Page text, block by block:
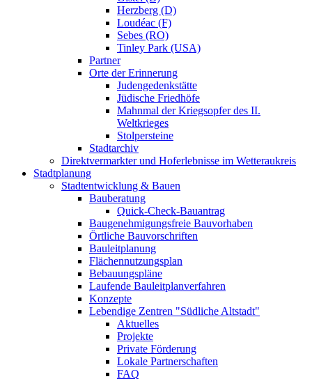
Herzberg (D)
Loudéac (F)
Sebes (RO)
Tinley Park (USA)
Partner
Orte der Erinnerung
Judengedenkstätte
Jüdische Friedhöfe
Mahnmal der Kriegsopfer des II.
Weltkrieges
Stolpersteine
Stadtarchiv
Direktvermarkter und Hoferlebnisse im Wetteraukreis
Stadtplanung
Stadtentwicklung & Bauen
Bauberatung
Quick-Check-Bauantrag
Baugenehmigungsfreie Bauvorhaben
Örtliche Bauvorschriften
Bauleitplanung
Flächennutzungsplan
Bebauungspläne
Laufende Bauleitplanverfahren
Konzepte
Lebendige Zentren "Südliche Altstadt"
Aktuelles
Projekte
Private Förderung
Lokale Partnerschaften
FAQ